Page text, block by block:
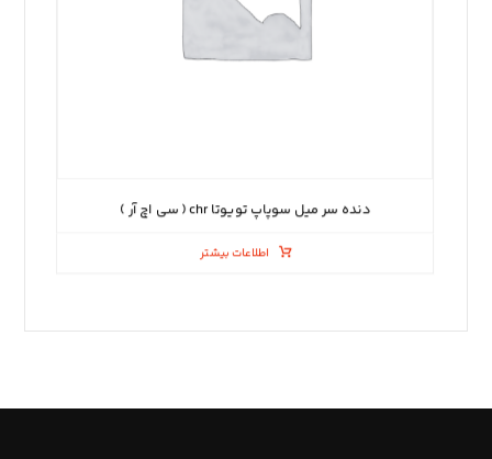
دنده سر میل سوپاپ تویوتا chr ( سی اچ آر )
اطلاعات بیشتر